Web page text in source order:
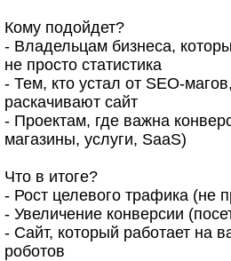
Кому подойдет?
- Владельцам бизнеса,
не просто статистика
- Тем, кто устал от SEO-
раскачивают сайт
- Проектам, где важна
магазины, услуги, SaaS)
Что в итоге?
- Рост целевого трафика (не
- Увеличение конверсии
- Сайт, который работает на
роботов